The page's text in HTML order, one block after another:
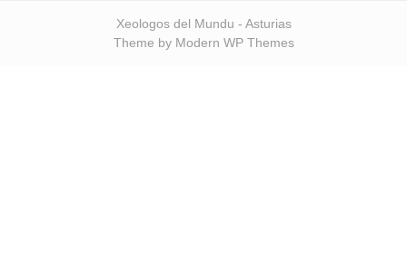
Xeologos del Mundu - Asturias
Theme by Modern WP Themes